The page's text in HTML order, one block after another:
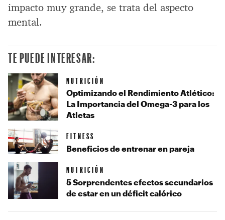
impacto muy grande, se trata del aspecto
mental.
TE PUEDE INTERESAR:
NUTRICIÓN
Optimizando el Rendimiento Atlético:
La Importancia del Omega-3 para los
Atletas
FITNESS
Beneficios de entrenar en pareja
NUTRICIÓN
5 Sorprendentes efectos secundarios
de estar en un déficit calórico